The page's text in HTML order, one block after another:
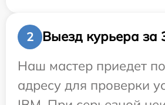
2
Выезд курьера за
Наш мастер приедет
адресу для проверки